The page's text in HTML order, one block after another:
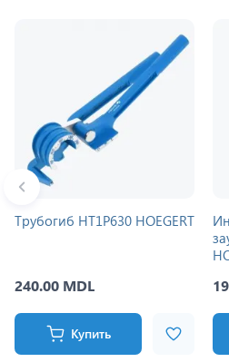
Трубогиб HT1P630 HOEGERT
240.00 MDL
Купить